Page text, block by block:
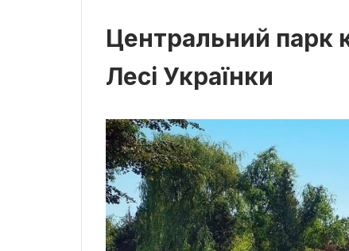
Центральний парк
Лесі Українки